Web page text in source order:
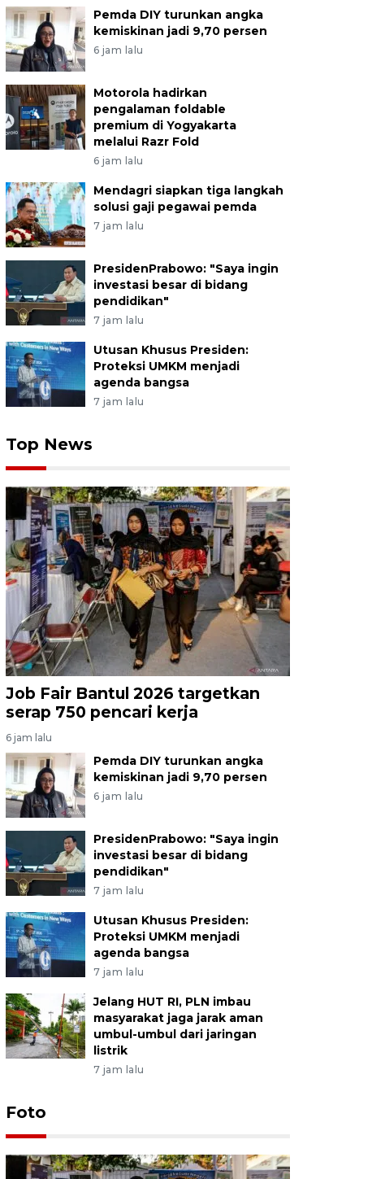
Pemda DIY turunkan angka
kemiskinan jadi 9,70 persen
6 jam lalu
Motorola hadirkan
pengalaman foldable
premium di Yogyakarta
melalui Razr Fold
6 jam lalu
Mendagri siapkan tiga langkah
solusi gaji pegawai pemda
7 jam lalu
PresidenPrabowo: "Saya ingin
investasi besar di bidang
pendidikan"
7 jam lalu
Utusan Khusus Presiden:
Proteksi UMKM menjadi
agenda bangsa
7 jam lalu
Top News
Job Fair Bantul 2026 targetkan
serap 750 pencari kerja
6 jam lalu
Pemda DIY turunkan angka
kemiskinan jadi 9,70 persen
6 jam lalu
PresidenPrabowo: "Saya ingin
investasi besar di bidang
pendidikan"
7 jam lalu
Utusan Khusus Presiden:
Proteksi UMKM menjadi
agenda bangsa
7 jam lalu
Jelang HUT RI, PLN imbau
masyarakat jaga jarak aman
umbul-umbul dari jaringan
listrik
7 jam lalu
Foto